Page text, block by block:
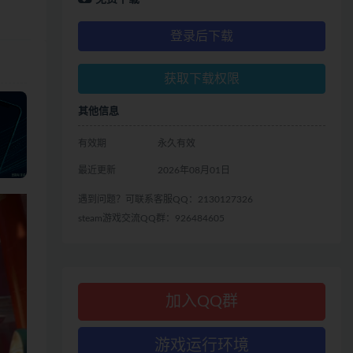
登录后下载
获取下载权限
其他信息
有效期 永久有效
最近更新 2026年08月01日
遇到问题？可联系客服QQ：2130127326
steam游戏交流QQ群：926484605
加入QQ群
游戏运行环境